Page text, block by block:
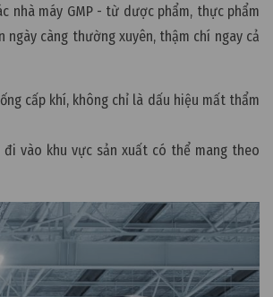
máy GMP - từ dược phẩm, thực phẩm
ngày càng thường xuyên, thậm chí ngay cả
cấp khí, không chỉ là dấu hiệu mất thẩm
vào khu vực sản xuất có thể mang theo